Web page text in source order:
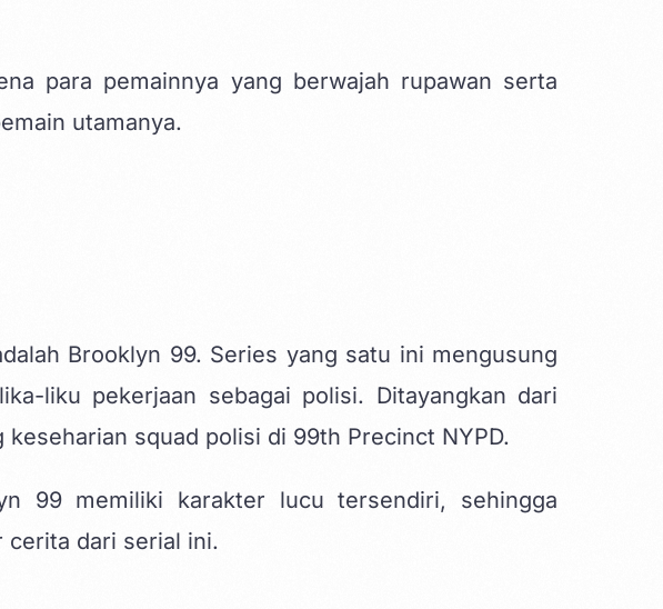
para pemainnya yang berwajah rupawan serta
utamanya.
Brooklyn 99. Series yang satu ini mengusung
liku pekerjaan sebagai polisi. Ditayangkan dari
squad polisi di 99th Precinct NYPD.
99 memiliki karakter lucu tersendiri, sehingga
cerita dari serial ini.